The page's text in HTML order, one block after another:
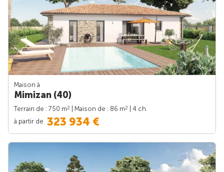
Maison à
Mimizan (40)
Terrain de : 750 m2 | Maison de : 86 m2
| 4 ch.
à partir de 323 934 €